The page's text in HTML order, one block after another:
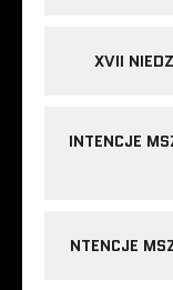
XVII
INTENCJE
NTENCJE